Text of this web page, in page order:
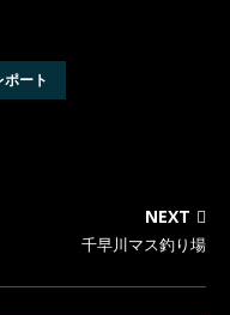
ート
NEXT
千早川マス釣り場